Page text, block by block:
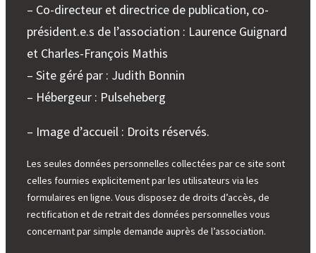
– Co-directeur et directrice de publication, co-
président.e.s de l’association : Laurence Guignard
et Charles-François Mathis
– Site géré par : Judith Bonnin
– Hébergeur : Pulseheberg
– Image d’accueil : Droits réservés.
Les seules données personnelles collectées par ce site sont
celles fournies explicitement par les utilisateurs via les
formulaires en ligne. Vous disposez de droits d’accès, de
rectification et de retrait des données personnelles vous
concernant par simple demande auprès de l’association.